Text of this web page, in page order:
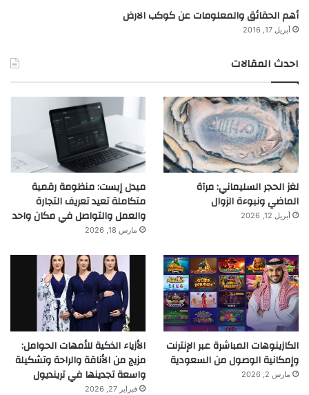
أهم الحقائق والمعلومات عن كوكب الارض
أبريل 17, 2016
احدث المقالات
لغز الحجر السليماني: مرآة
الماضي ونبوءة الزوال
أبريل 12, 2026
ميدل إيست: منظومة رقمية
متكاملة تعيد تعريف التجارة
والعمل والتواصل في مكان واحد
مارس 18, 2026
الكازينوهات المباشرة عبر الإنترنت
وإمكانية الوصول من السعودية
مارس 2, 2026
الأزياء الذكية للأمهات الحوامل:
مزيج من الأناقة والراحة وتشكيلة
واسعة تجدينها في ترينديول
فبراير 27, 2026